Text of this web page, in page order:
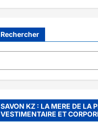
Rechercher
SAVON KZ : LA MERE DE LA
VESTIMENTAIRE ET